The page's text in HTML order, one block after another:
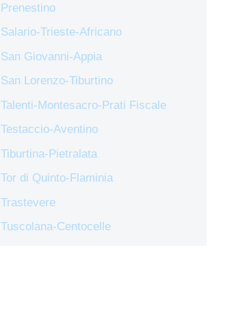
Prenestino
Salario-Trieste-Africano
San Giovanni-Appia
San Lorenzo-Tiburtino
Talenti-Montesacro-Prati Fiscale
Testaccio-Aventino
Tiburtina-Pietralata
Tor di Quinto-Flaminia
Trastevere
Tuscolana-Centocelle